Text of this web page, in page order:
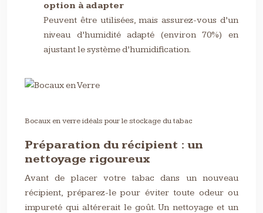
option à adapter
Peuvent être utilisées, mais assurez-vous d’un
niveau d’humidité adapté (environ 70%) en
ajustant le système d’humidification.
Bocaux en verre idéals pour le stockage du tabac
Préparation du récipient : un
nettoyage rigoureux
Avant de placer votre tabac dans un nouveau
récipient, préparez-le pour éviter toute odeur ou
impureté qui altérerait le goût. Un nettoyage et un